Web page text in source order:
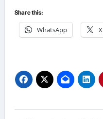
Share this:
WhatsApp X